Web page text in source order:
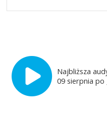
Najbliższa
09 sierpnia po